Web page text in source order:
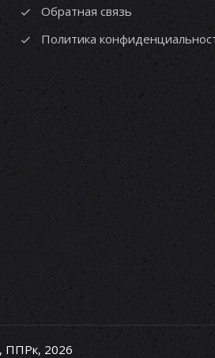
Обратная связь
Политика
ППРк, 2026